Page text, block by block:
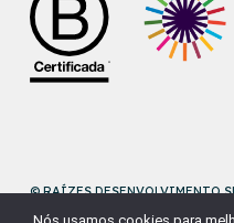
© RAÍZES DESENVOLVIMENTO